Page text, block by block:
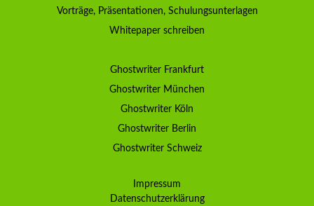
Vorträge, Präsentationen, Schulungsunterlagen
Whitepaper schreiben
Ghostwriter Frankfurt
Ghostwriter München
Ghostwriter Köln
Ghostwriter Berlin
Ghostwriter Schweiz
Impressum
Datenschutzerklärung